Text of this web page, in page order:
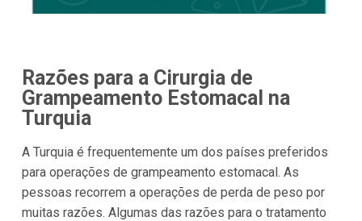
Razões para a Cirurgia de
Grampeamento Estomacal na
Turquia
A Turquia é frequentemente um dos países preferidos
para operações de grampeamento estomacal. As
pessoas recorrem a operações de perda de peso por
muitas razões. Algumas das razões para o tratamento